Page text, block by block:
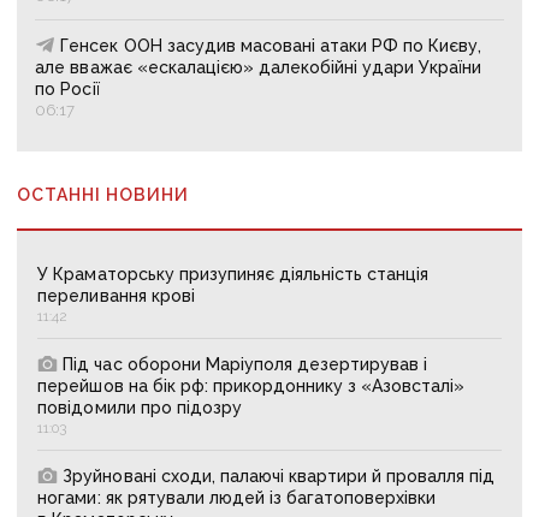
Генсек ООН засудив масовані атаки РФ по Києву,
але вважає «ескалацією» далекобійні удари України
по Росії
06:17
ОСТАННІ НОВИНИ
У Краматорську призупиняє діяльність станція
переливання крові
11:42
Під час оборони Маріуполя дезертирував і
перейшов на бік рф: прикордоннику з «Азовсталі»
повідомили про підозру
11:03
Зруйновані сходи, палаючі квартири й провалля під
ногами: як рятували людей із багатоповерхівки